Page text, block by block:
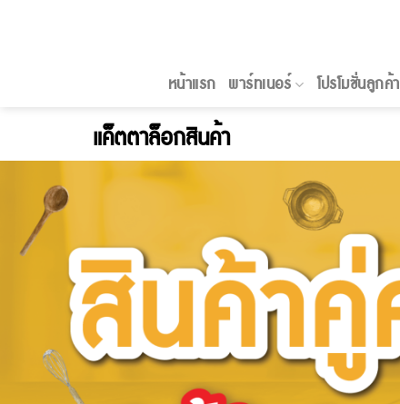
หน้าแรก พาร์ทเนอร์ โปรโมชั่นลูกค้า
แค็ตตาล็อกสินค้า